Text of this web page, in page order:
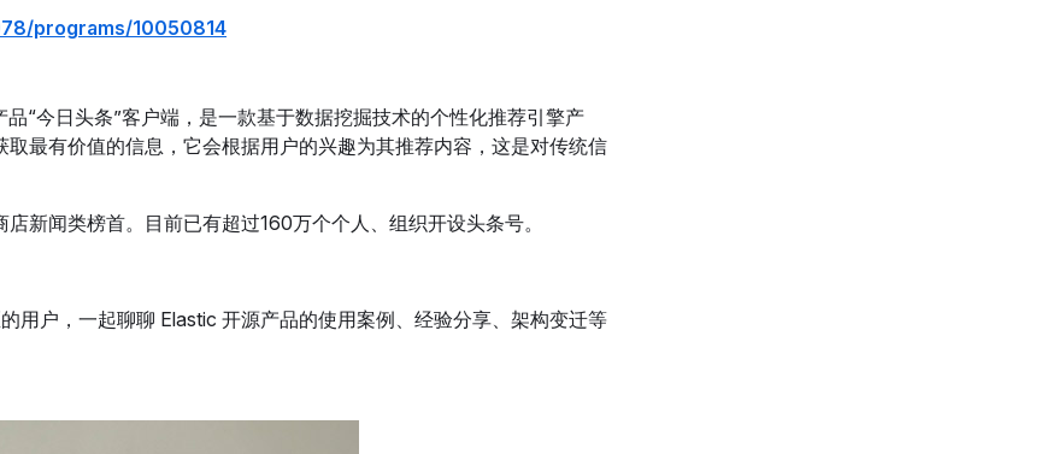
programs/10050814
“今日头条”客户端，是一款基于数据挖掘技术的个性化推荐引擎产
最有价值的信息，它会根据用户的兴趣为其推荐内容，这是对传统信
新闻类榜首。目前已有超过160万个个人、组织开设头条号。
用户，一起聊聊 Elastic 开源产品的使用案例、经验分享、架构变迁等